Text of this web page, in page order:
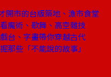
開市的台版築地、漁市食堂
魔術、歌舞、高空雜技
台、字畫帶你穿越古代
那些「不能說的故事」